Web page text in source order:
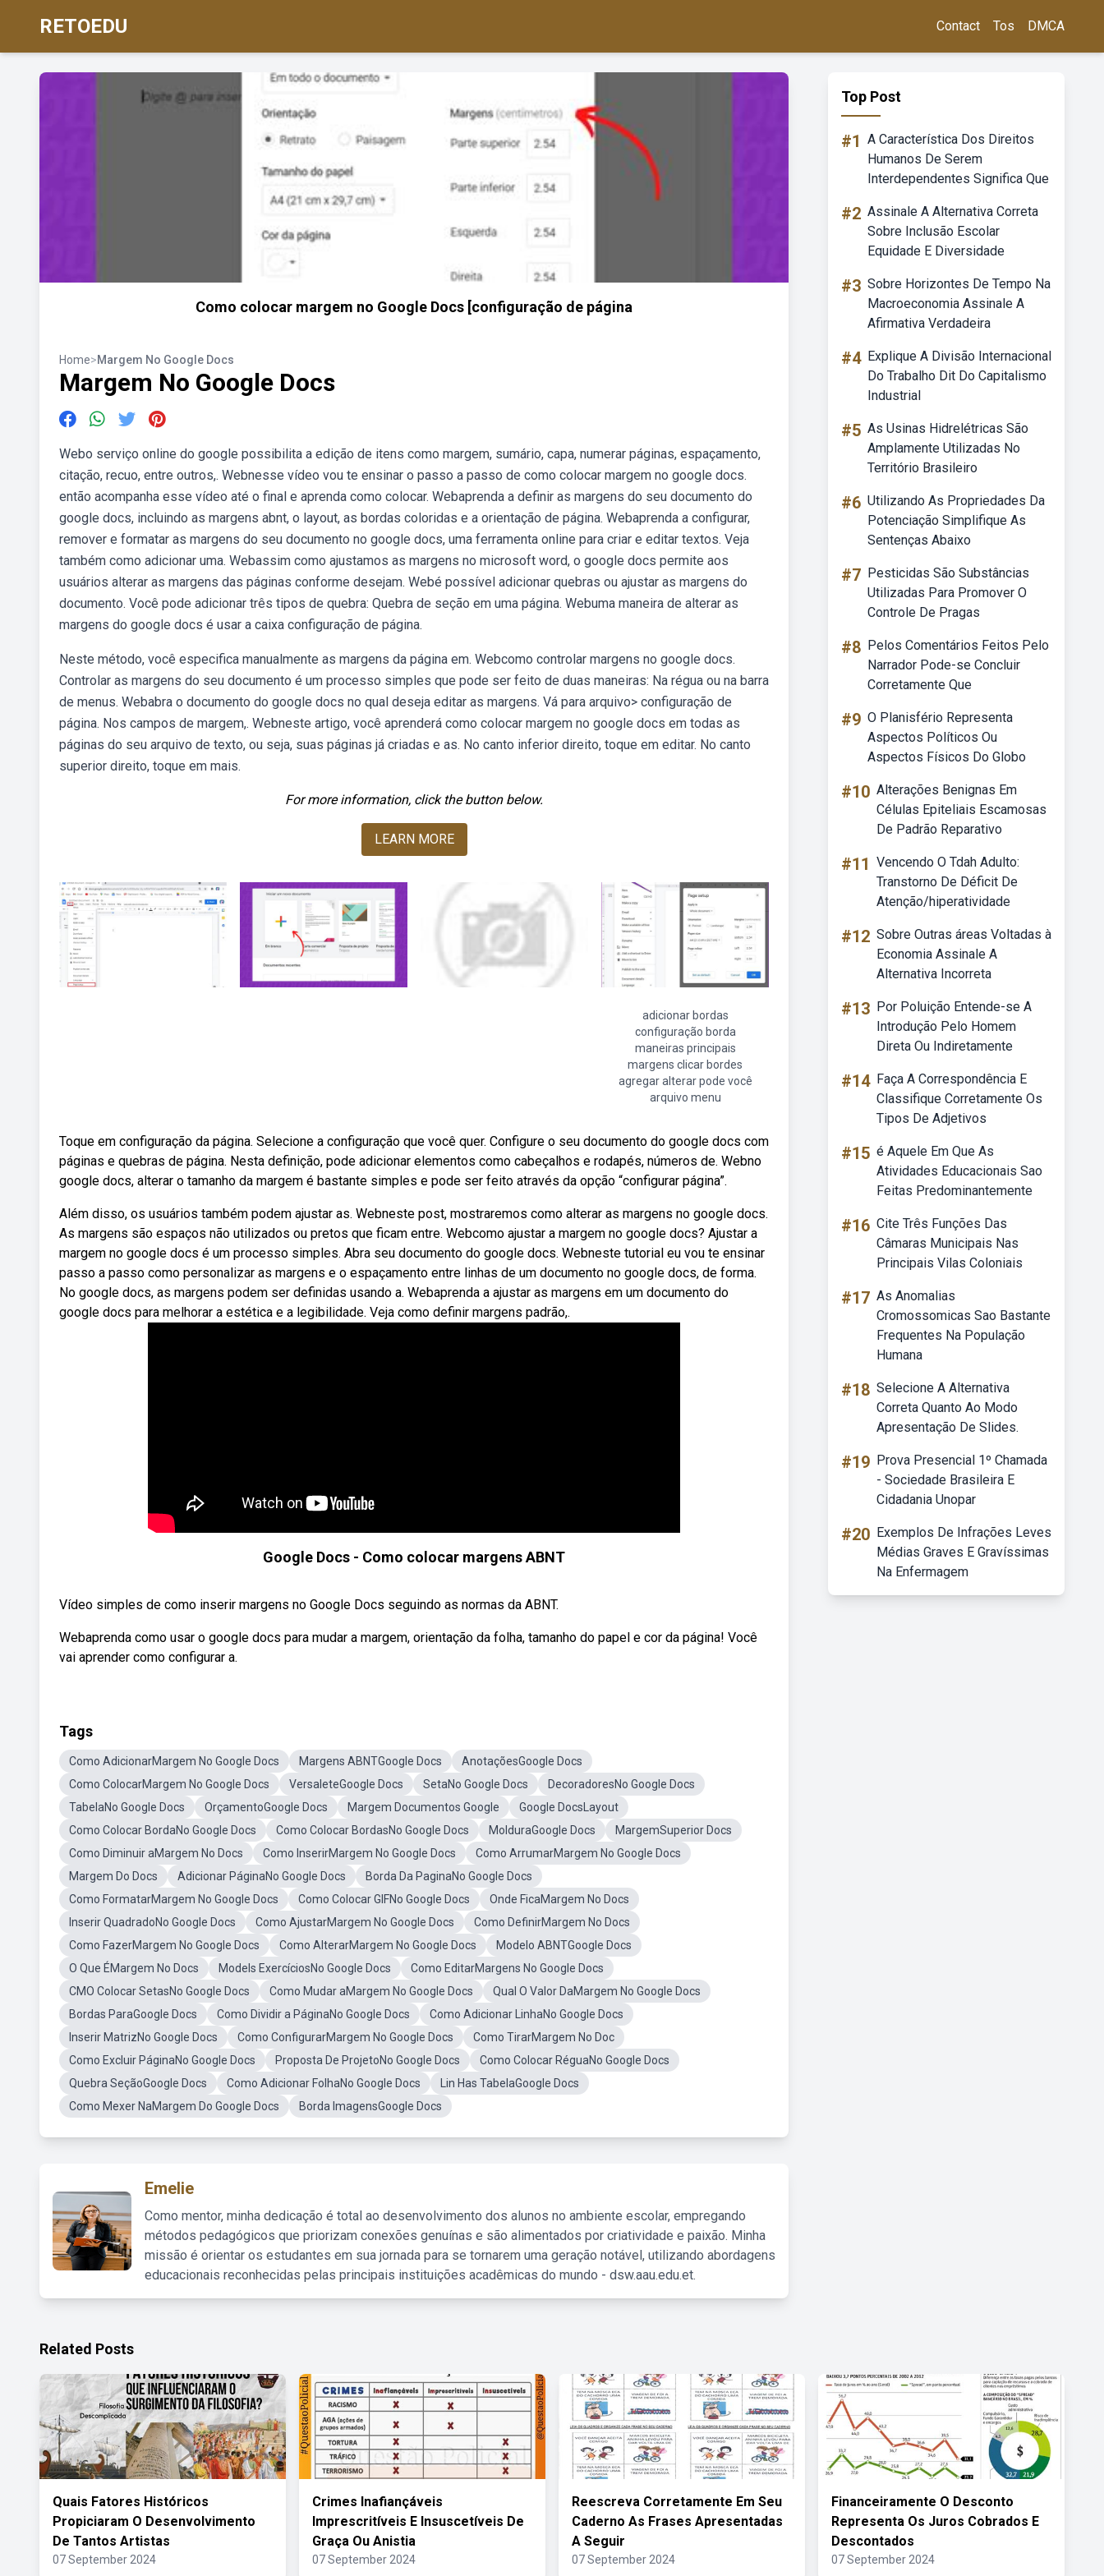
RETOEDU Contact Tos DMCA
Como colocar margem no Google Docs [configuração de página
Home>Margem No Google Docs
Margem No Google Docs
Webo serviço online do google possibilita a edição de itens como margem, sumário, capa, numerar páginas, espaçamento,
citação, recuo, entre outros,. Webnesse vídeo vou te ensinar o passo a passo de como colocar margem no google docs.
então acompanha esse vídeo até o final e aprenda como colocar. Webaprenda a definir as margens do seu documento do
google docs, incluindo as margens abnt, o layout, as bordas coloridas e a orientação de página. Webaprenda a configurar,
remover e formatar as margens do seu documento no google docs, uma ferramenta online para criar e editar textos. Veja
também como adicionar uma. Webassim como ajustamos as margens no microsoft word, o google docs permite aos
usuários alterar as margens das páginas conforme desejam. Webé possível adicionar quebras ou ajustar as margens do
documento. Você pode adicionar três tipos de quebra: Quebra de seção em uma página. Webuma maneira de alterar as
margens do google docs é usar a caixa configuração de página.
Neste método, você especifica manualmente as margens da página em. Webcomo controlar margens no google docs.
Controlar as margens do seu documento é um processo simples que pode ser feito de duas maneiras: Na régua ou na barra
de menus. Webabra o documento do google docs no qual deseja editar as margens. Vá para arquivo> configuração de
página. Nos campos de margem,. Webneste artigo, você aprenderá como colocar margem no google docs em todas as
páginas do seu arquivo de texto, ou seja, suas páginas já criadas e as. No canto inferior direito, toque em editar. No canto
superior direito, toque em mais.
For more information, click the button below.
LEARN MORE
adicionar bordas
configuração borda
maneiras principais
margens clicar bordes
agregar alterar pode você
arquivo menu
Toque em configuração da página. Selecione a configuração que você quer. Configure o seu documento do google docs com
páginas e quebras de página. Nesta definição, pode adicionar elementos como cabeçalhos e rodapés, números de. Webno
google docs, alterar o tamanho da margem é bastante simples e pode ser feito através da opção “configurar página”.
Além disso, os usuários também podem ajustar as. Webneste post, mostraremos como alterar as margens no google docs.
As margens são espaços não utilizados ou pretos que ficam entre. Webcomo ajustar a margem no google docs? Ajustar a
margem no google docs é um processo simples. Abra seu documento do google docs. Webneste tutorial eu vou te ensinar
passo a passo como personalizar as margens e o espaçamento entre linhas de um documento no google docs, de forma.
No google docs, as margens podem ser definidas usando a. Webaprenda a ajustar as margens em um documento do
google docs para melhorar a estética e a legibilidade. Veja como definir margens padrão,.
Google Docs - Como colocar margens ABNT
Vídeo simples de como inserir margens no Google Docs seguindo as normas da ABNT.
Webaprenda como usar o google docs para mudar a margem, orientação da folha, tamanho do papel e cor da página! Você
vai aprender como configurar a.
Tags
Como AdicionarMargem No Google Docs Margens ABNTGoogle Docs
AnotaçõesGoogle Docs
Como ColocarMargem No Google Docs
VersaleteGoogle Docs SetaNo Google Docs
DecoradoresNo Google Docs
TabelaNo Google Docs
OrçamentoGoogle Docs Margem Documentos Google
Google DocsLayout
Como Colocar BordaNo Google Docs
Como Colocar BordasNo Google Docs MolduraGoogle Docs
MargemSuperior Docs
Como Diminuir aMargem No Docs
Como InserirMargem No Google Docs
Como ArrumarMargem No Google Docs
Margem Do Docs
Adicionar PáginaNo Google Docs
Borda Da PaginaNo Google Docs
Como FormatarMargem No Google Docs
Como Colocar GIFNo Google Docs
Onde FicaMargem No Docs
Inserir QuadradoNo Google Docs
Como AjustarMargem No Google Docs
Como DefinirMargem No Docs
Como FazerMargem No Google Docs
Como AlterarMargem No Google Docs
Modelo ABNTGoogle Docs
O Que ÉMargem No Docs
Models ExercíciosNo Google Docs
Como EditarMargens No Google Docs
CMO Colocar SetasNo Google Docs
Como Mudar aMargem No Google Docs
Qual O Valor DaMargem No Google Docs
Bordas ParaGoogle Docs
Como Dividir a PáginaNo Google Docs
Como Adicionar LinhaNo Google Docs
Inserir MatrizNo Google Docs
Como ConfigurarMargem No Google Docs
Como TirarMargem No Doc
Como Excluir PáginaNo Google Docs
Proposta De ProjetoNo Google Docs
Como Colocar RéguaNo Google Docs
Quebra SeçãoGoogle Docs
Como Adicionar FolhaNo Google Docs
Lin Has TabelaGoogle Docs
Como Mexer NaMargem Do Google Docs
Borda ImagensGoogle Docs
Emelie
Como mentor, minha dedicação é total ao desenvolvimento dos alunos no ambiente escolar, empregando
métodos pedagógicos que priorizam conexões genuínas e são alimentados por criatividade e paixão. Minha
missão é orientar os estudantes em sua jornada para se tornarem uma geração notável, utilizando abordagens
educacionais reconhecidas pelas principais instituições acadêmicas do mundo - dsw.aau.edu.et.
Top Post
#1 A Característica Dos Direitos
Humanos De Serem
Interdependentes Significa Que
#2 Assinale A Alternativa Correta
Sobre Inclusão Escolar
Equidade E Diversidade
#3 Sobre Horizontes De Tempo Na
Macroeconomia Assinale A
Afirmativa Verdadeira
#4 Explique A Divisão Internacional
Do Trabalho Dit Do Capitalismo
Industrial
#5 As Usinas Hidrelétricas São
Amplamente Utilizadas No
Território Brasileiro
#6 Utilizando As Propriedades Da
Potenciação Simplifique As
Sentenças Abaixo
#7 Pesticidas São Substâncias
Utilizadas Para Promover O
Controle De Pragas
#8 Pelos Comentários Feitos Pelo
Narrador Pode-se Concluir
Corretamente Que
#9 O Planisfério Representa
Aspectos Políticos Ou
Aspectos Físicos Do Globo
#10 Alterações Benignas Em
Células Epiteliais Escamosas
De Padrão Reparativo
#11 Vencendo O Tdah Adulto:
Transtorno De Déficit De
Atenção/hiperatividade
#12 Sobre Outras áreas Voltadas à
Economia Assinale A
Alternativa Incorreta
#13 Por Poluição Entende-se A
Introdução Pelo Homem
Direta Ou Indiretamente
#14 Faça A Correspondência E
Classifique Corretamente Os
Tipos De Adjetivos
#15 é Aquele Em Que As
Atividades Educacionais Sao
Feitas Predominantemente
#16 Cite Três Funções Das
Câmaras Municipais Nas
Principais Vilas Coloniais
#17 As Anomalias
Cromossomicas Sao Bastante
Frequentes Na População
Humana
#18 Selecione A Alternativa
Correta Quanto Ao Modo
Apresentação De Slides.
#19 Prova Presencial 1º Chamada
- Sociedade Brasileira E
Cidadania Unopar
#20 Exemplos De Infrações Leves
Médias Graves E Gravíssimas
Na Enfermagem
Related Posts
Quais Fatores Históricos
Propiciaram O Desenvolvimento
De Tantos Artistas
07 September 2024
Crimes Inafiançáveis
Imprescritíveis E Insuscetíveis De
Graça Ou Anistia
07 September 2024
Reescreva Corretamente Em Seu
Caderno As Frases Apresentadas
A Seguir
07 September 2024
Financeiramente O Desconto
Representa Os Juros Cobrados E
Descontados
07 September 2024